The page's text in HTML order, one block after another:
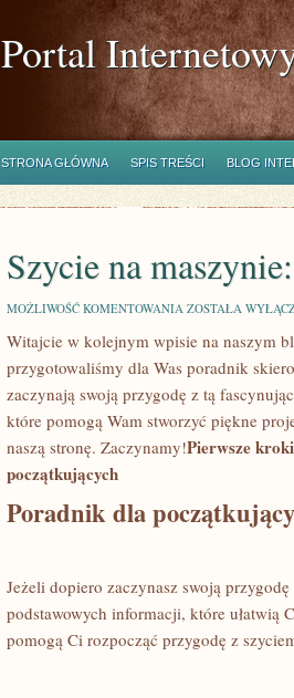
Portal
STRONA GŁÓWNA SPIS TREŚCI BLOG
Szycie na
MOŻLIWOŚĆ KOMENTOWANIA SZYCIE
MASZYNIE:
DLA
POCZĄTKUJĄCYCH
ZOSTAŁA
Witajcie w kolejnym wpisie na naszym
przygotowaliśmy dla Was poradnik
zaczynają swoją przygodę z tą
które pomogą Wam stworzyć piękne
naszą stronę. Zaczynamy!Pierwsze‌
początkujących
Poradnik ⁣dla
Jeżeli dopiero zaczynasz swoją
podstawowych informacji, które⁣
pomogą Ci rozpocząć przygodę z